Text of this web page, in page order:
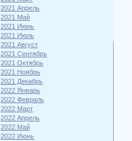
2021 Апрель
2021 Май
2021 Июнь
2021 Июль
2021 Август
2021 Сентябрь
2021 Октябрь
2021 Ноябрь
2021 Декабрь
2022 Январь
2022 Февраль
2022 Март
2022 Апрель
2022 Май
2022 Июнь